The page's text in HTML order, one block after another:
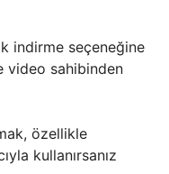
indirme seçeneğine
video sahibinden
özellikle
kullanırsanız